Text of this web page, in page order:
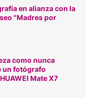
en alianza con la
"Madres por
como nunca
un fotógrafo
Mate X7